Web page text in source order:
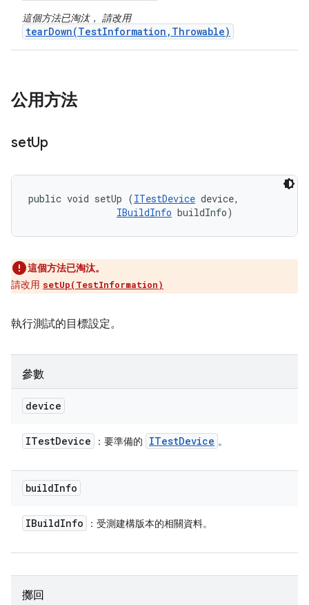
這個方法已淘汰， 請改用
tearDown(TestInformation,Throwable)
公用方法
setUp
public void setUp (ITestDevice device,
IBuildInfo buildInfo)
這個方法已淘汰。
請改用 setUp(TestInformation)
執行測試的目標設定。
參數
device
ITestDevice ：要準備的 ITestDevice 。
buildInfo
IBuildInfo ：受測建構版本的相關資料。
擲回